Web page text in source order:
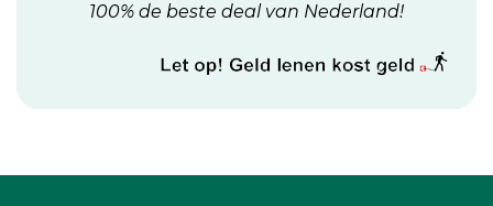
100% de beste deal van Nederland!